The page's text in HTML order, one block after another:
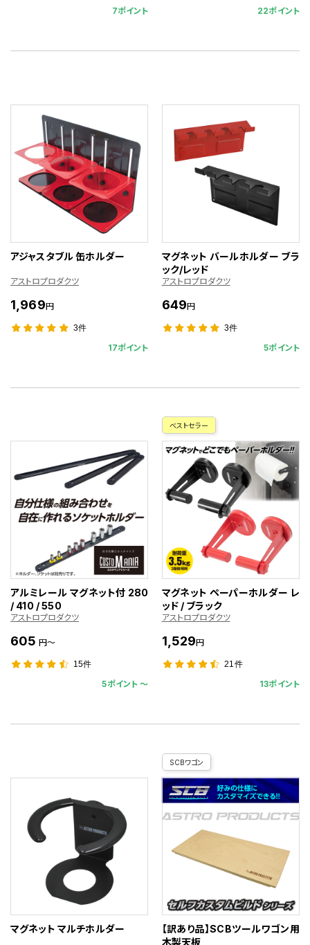
7ポイント 22ポイント
アジャスタブル 缶ホルダー
アストロプロダクツ
1,969円
3件
17ポイント
マグネット バールホルダー ブラ
ック/レッド
アストロプロダクツ
649円
3件
5ポイント
アルミレール マグネット付 280
/ 410 / 550
アストロプロダクツ
605 円～
15件
5ポイント 〜
ベストセラー
マグネット ペーパーホルダー レ
ッド / ブラック
アストロプロダクツ
1,529円
21件
13ポイント
マグネット マルチホルダー
SCBワゴン
【訳あり品】SCBツールワゴン用
木製天板